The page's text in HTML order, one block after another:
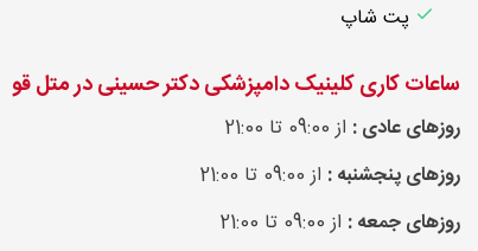
پت شاپ
ساعات کاری کلینیک دامپزشکی دکتر حسینی در متل قو
روزهای عادی : از 09:00 تا 21:00
روزهای پنجشنبه : از 09:00 تا 21:00
روزهای جمعه : از 09:00 تا 21:00